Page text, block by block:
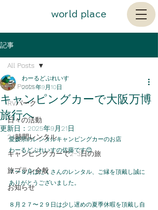
​world place
記事
All Posts
RVパーク
日々の活動
24時間レンタル
キャンピングカーで2~3日の旅
旅プラン全般
お知らせ
All Posts
キャンピングカーで大阪万博
旅行へ
わーるどぷれいす
2025年9月10日
更新日： 2025年9月21日
愛媛県のレンタルキャンピングカーのお店
わーるどぷれいすの佐藤です😊
７〜８月はたくさんのレンタル、ご縁を頂戴し誠に
ありがとうございました。
８月２７〜２９日は少し遅めの夏季休暇を頂戴し自